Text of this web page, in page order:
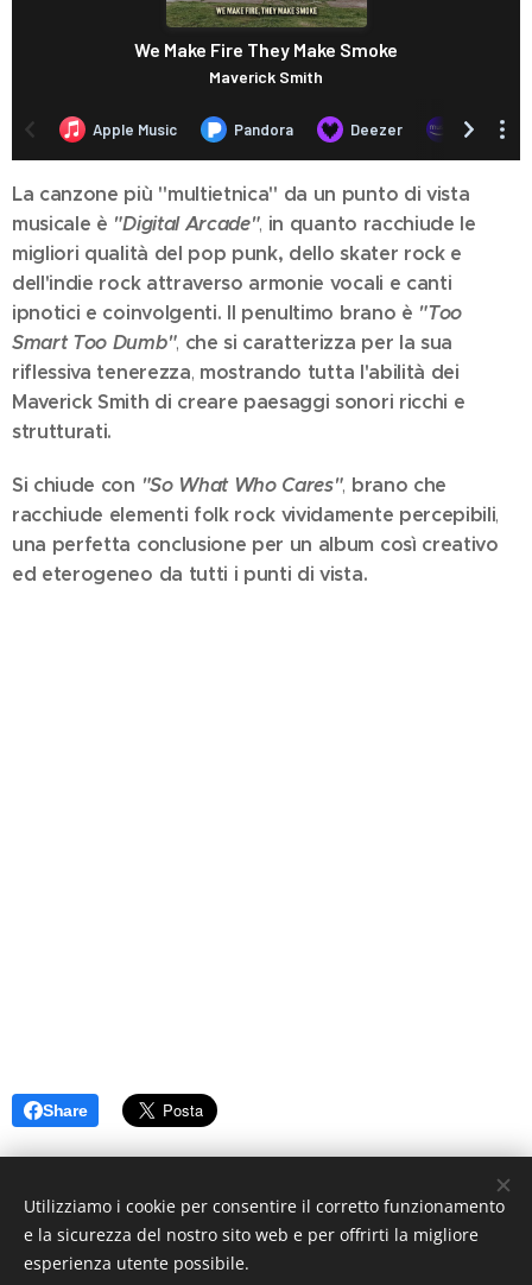
La canzone più "multietnica" da un punto di vista
musicale è "Digital Arcade", in quanto racchiude le
migliori qualità del pop punk, dello skater rock e
dell'indie rock attraverso armonie vocali e canti
ipnotici e coinvolgenti. Il penultimo brano è "Too
Smart Too Dumb", che si caratterizza per la sua
riflessiva tenerezza, mostrando tutta l'abilità dei
Maverick Smith di creare paesaggi sonori ricchi e
strutturati.
Si chiude con "So What Who Cares", brano che
racchiude elementi folk rock vividamente percepibili,
una perfetta conclusione per un album così creativo
ed eterogeneo da tutti i punti di vista.
Share
© 2019 www.artistionline.tv
Utilizziamo i cookie per consentire il corretto funzionamento
e la sicurezza del nostro sito web e per offrirti la migliore
esperienza utente possibile.